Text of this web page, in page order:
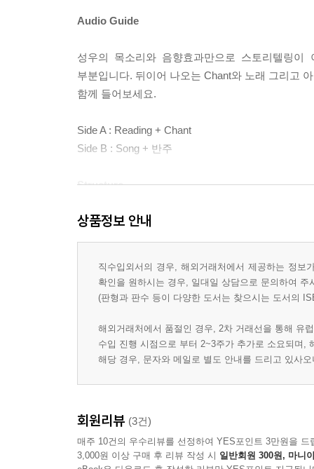
Audio Guide
성우의 목소리와 음향효과만으로 스토리텔링
부분입니다. 뒤이어 나오는 Chant와 노래 그리고
함께 들어보세요.
Side A : Reading + Chant
Side B : Song + 반주
Structure
곰사냥을 떠나는 용감한 가족들의 재밌는 이야기.
그 속엔 어떤 표현들이 숨겨져 있을까요?
We're going to catch a big one.
What a beautiful day!(정말 아름다운 날이죠!)
-> be going to ...는 가까운 미래를 나타내죠?
다음 문장을 볼까요?
< What + a + 형용사 + 명사 + 주어 + 동사 !>
what 이 이끄는 감탄문의 순서...소싯적 줄기차게
상품정보 안내
직수입외서의 경우, 해외거래처에서 제공하는 정
확인을 원하시는 경우, 일대일 상담으로 문의하여 주
(판형과 판수 등이 다양한 도서는 찾으시는 도서의
해외거래처에서 품절인 경우, 2차 거래선을 통해 유
수입 진행 시점으로 부터 2~3주가 추가로 소요되며,
해당 경우, 문자와 메일로 별도 안내를 드리고 있사
회원리뷰 (3건)
매주 10건의 우수리뷰를 선정하여 YES포인트 3만원을 드
3,000원 이상 구매 후 리뷰 작성 시 일반회원 300원, 마니